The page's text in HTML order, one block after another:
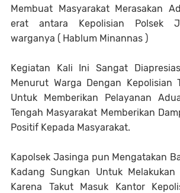
Membuat Masyarakat Merasakan
erat antara Kepolisian Polsek
warganya ( Hablum Minannas )
Kegiatan Kali Ini Sangat
Menurut Warga Dengan Kepolisian
Untuk Memberikan Pelayanan
Tengah Masyarakat Memberikan
Positif Kepada Masyarakat.
Kapolsek Jasinga pun Mengatakan
Kadang Sungkan Untuk
Karena Takut Masuk Kantor